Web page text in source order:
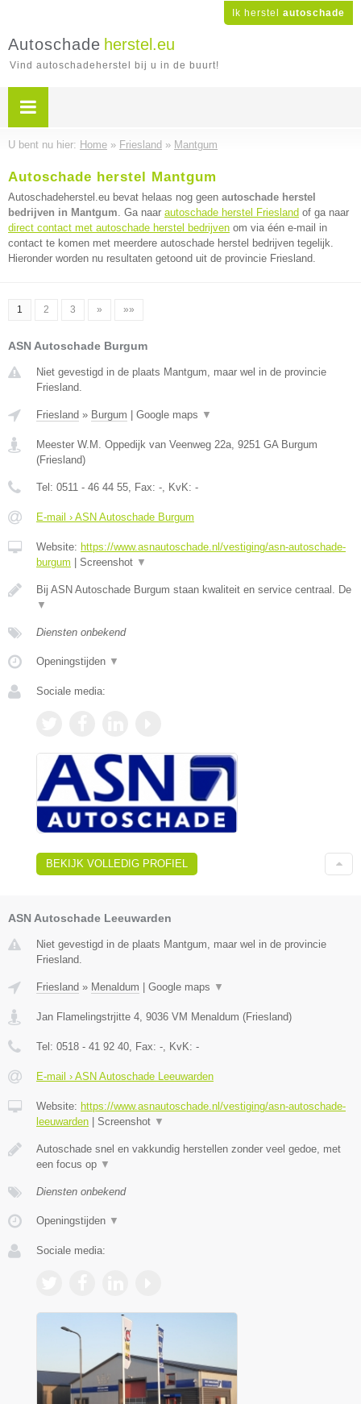
Ik herstel autoschade
Autoschade herstel.eu
Vind autoschadeherstel bij u in de buurt!
U bent nu hier: Home » Friesland » Mantgum
Autoschade herstel Mantgum
Autoschadeherstel.eu bevat helaas nog geen autoschade herstel
bedrijven in Mantgum. Ga naar autoschade herstel Friesland of ga naar
direct contact met autoschade herstel bedrijven om via één e-mail in
contact te komen met meerdere autoschade herstel bedrijven tegelijk.
Hieronder worden nu resultaten getoond uit de provincie Friesland.
1 2 3 » »»
ASN Autoschade Burgum
Niet gevestigd in de plaats Mantgum, maar wel in de provincie
Friesland.
Friesland » Burgum Google maps ▼
Meester W.M. Oppedijk van Veenweg 22a, 9251 GA Burgum
(Friesland)
Tel: 0511 - 46 44 55, Fax: -, KvK: -
E-mail › ASN Autoschade Burgum
Website: https://www.asnautoschade.nl/vestiging/asn-autoschade-
burgum
Screenshot ▼
Bij ASN Autoschade Burgum staan kwaliteit en service centraal. De
▼
Diensten onbekend
Openingstijden ▼
Sociale media:
BEKIJK VOLLEDIG PROFIEL
ASN Autoschade Leeuwarden
Niet gevestigd in de plaats Mantgum, maar wel in de provincie
Friesland.
Friesland » Menaldum Google maps ▼
Jan Flamelingstrjitte 4, 9036 VM Menaldum (Friesland)
Tel: 0518 - 41 92 40, Fax: -, KvK: -
E-mail › ASN Autoschade Leeuwarden
Website: https://www.asnautoschade.nl/vestiging/asn-autoschade-
leeuwarden
Screenshot ▼
Autoschade snel en vakkundig herstellen zonder veel gedoe, met
een focus op ▼
Diensten onbekend
Openingstijden ▼
Sociale media: